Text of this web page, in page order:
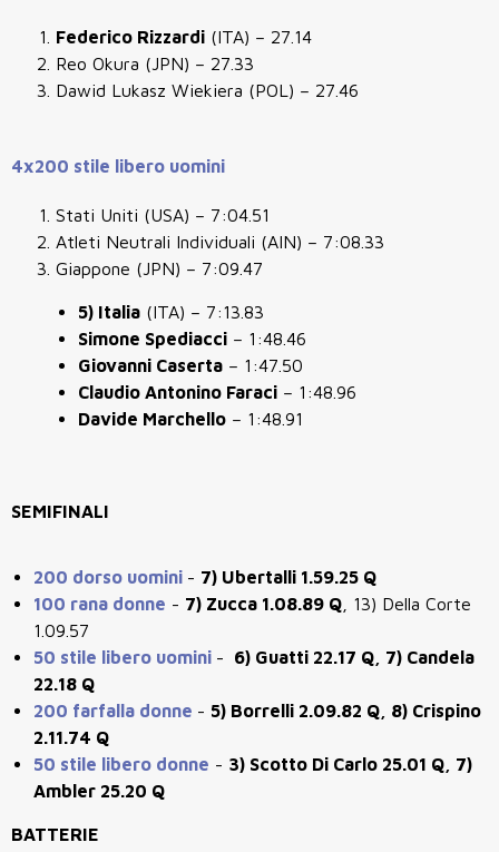
Federico Rizzardi (ITA) – 27.14
Reo Okura (JPN) – 27.33
Dawid Lukasz Wiekiera (POL) – 27.46
4x200 stile libero uomini
Stati Uniti (USA) – 7:04.51
Atleti Neutrali Individuali (AIN) – 7:08.33
Giappone (JPN) – 7:09.47
5) Italia (ITA) – 7:13.83
Simone Spediacci – 1:48.46
Giovanni Caserta – 1:47.50
Claudio Antonino Faraci – 1:48.96
Davide Marchello – 1:48.91
SEMIFINALI
200 dorso uomini - 7) Ubertalli 1.59.25 Q
100 rana donne - 7) Zucca 1.08.89 Q , 13) Della Corte
1.09.57
50 stile libero uomini -
6) Guatti 22.17 Q, 7) Candela
22.18 Q
200 farfalla donne - 5) Borrelli 2.09.82 Q, 8) Crispino
2.11.74 Q
50 stile libero donne - 3) Scotto Di Carlo 25.01 Q, 7)
Ambler 25.20 Q
BATTERIE